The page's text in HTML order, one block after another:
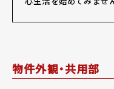
物件外観・共用部